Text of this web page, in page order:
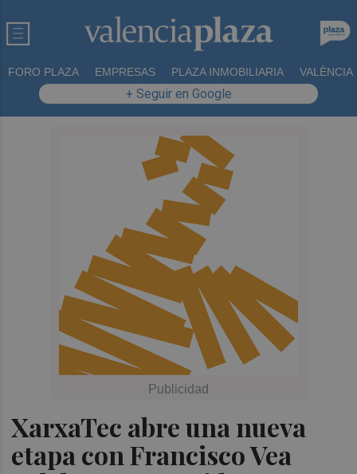
FORO PLAZA EMPRESAS PLAZA INMOBILIARIA VALÈNCIA
+ Seguir en Google
XarxaTec abre una nueva
etapa con Francisco Vea